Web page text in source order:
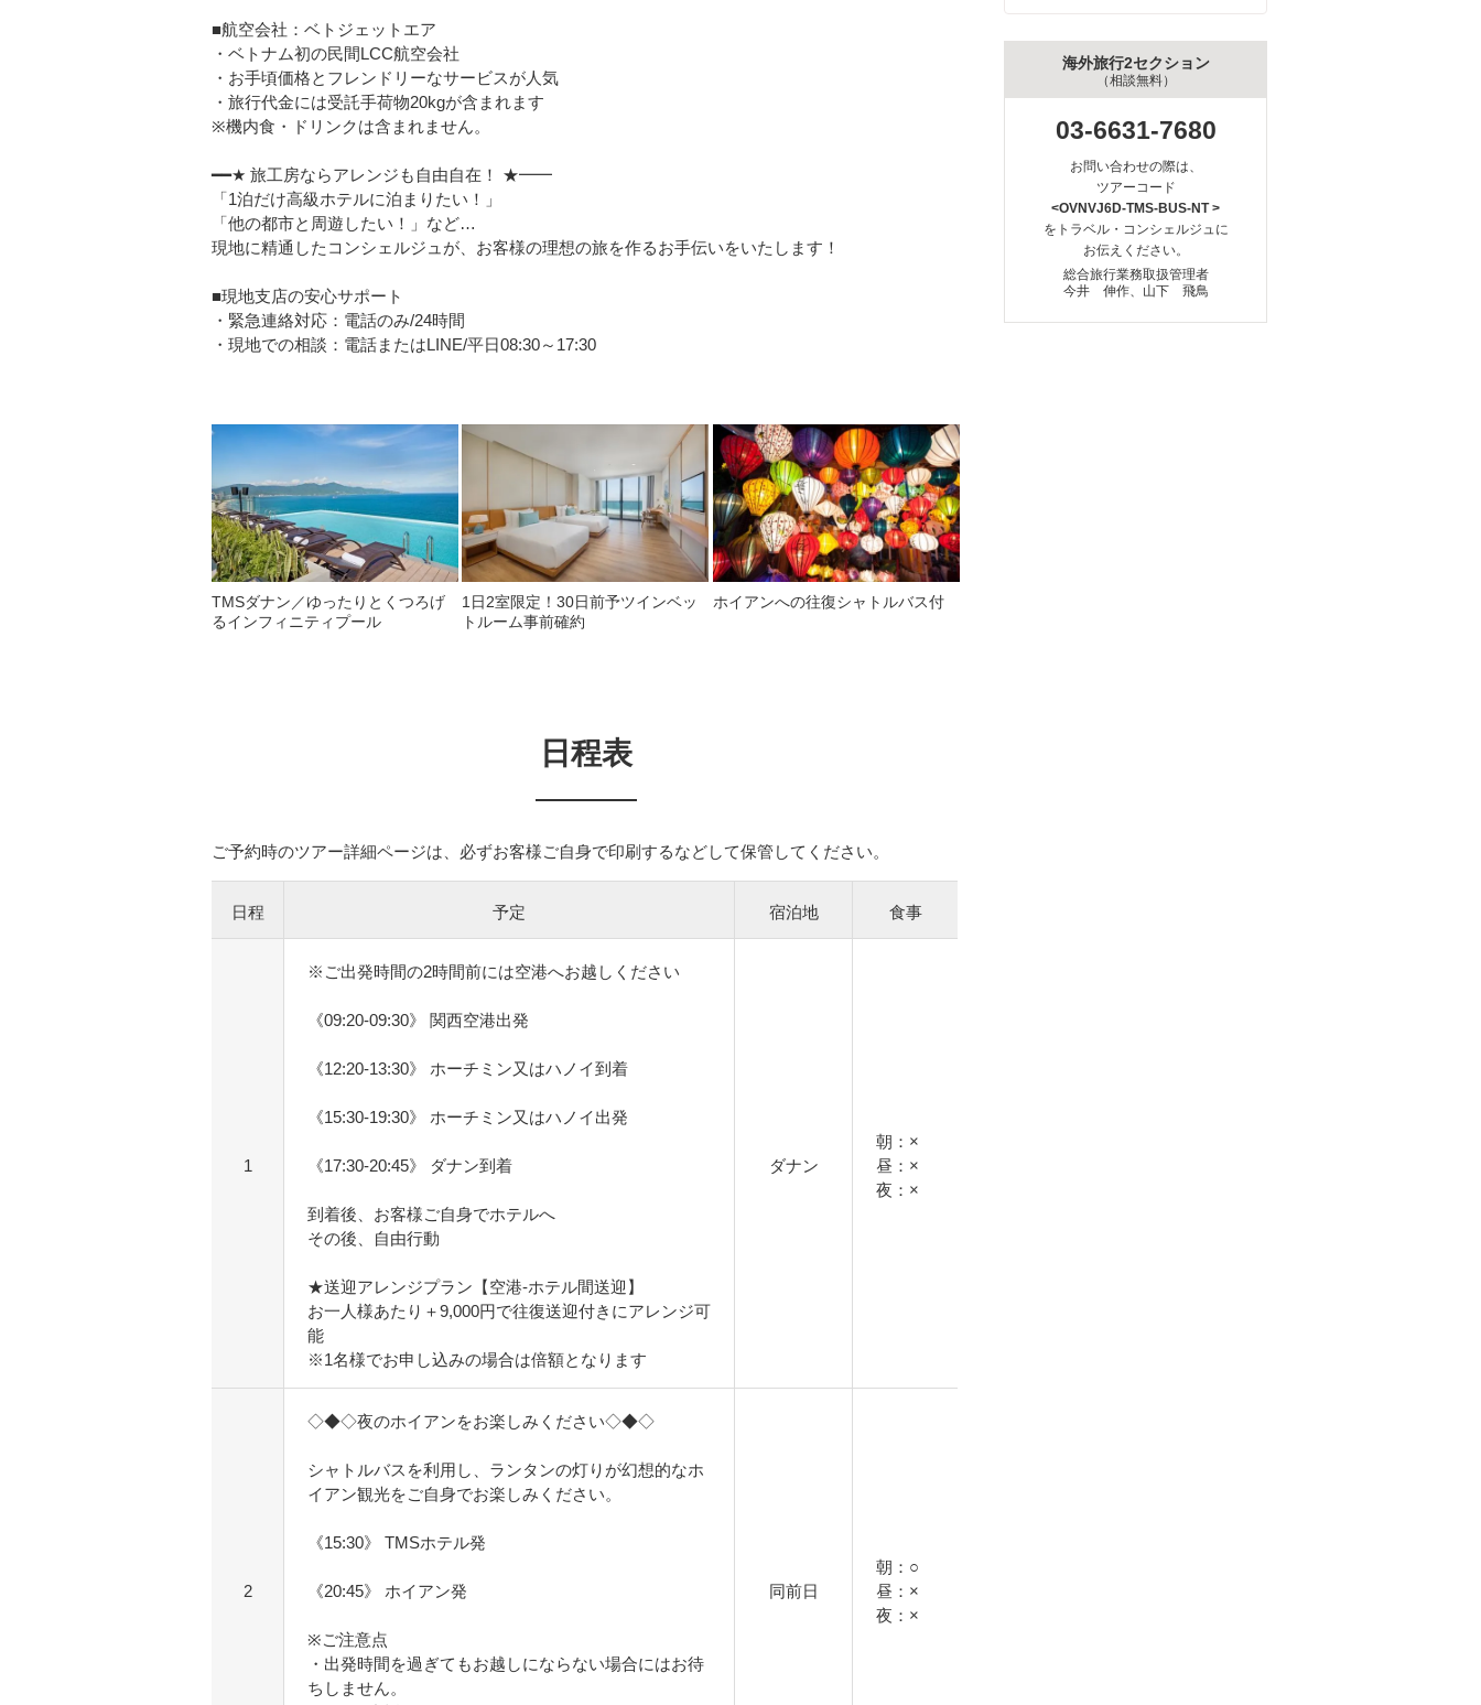
■航空会社：ベトジェットエア
・ベトナム初の民間LCC航空会社
・お手頃価格とフレンドリーなサービスが人気
・旅行代金には受託手荷物20kgが含まれます
※機内食・ドリンクは含まれません。
━━★ 旅工房ならアレンジも自由自在！ ★━━
「1泊だけ高級ホテルに泊まりたい！」
「他の都市と周遊したい！」など…
現地に精通したコンシェルジュが、お客様の理想の旅を作るお手伝いをいたします！
■現地支店の安心サポート
・緊急連絡対応：電話のみ/24時間
・現地での相談：電話またはLINE/平日08:30～17:30
TMSダナン／ゆったりとくつろげ
るインフィニティプール
1日2室限定！30日前予ツインベッ
トルーム事前確約
ホイアンへの往復シャトルバス付
日程表
ご予約時のツアー詳細ページは、必ずお客様ご自身で印刷するなどして保管してください。
日程 予定 宿泊地 食事
1
※ご出発時間の2時間前には空港へお越しください
《09:20-09:30》 関西空港出発
《12:20-13:30》 ホーチミン又はハノイ到着
《15:30-19:30》 ホーチミン又はハノイ出発
《17:30-20:45》 ダナン到着
到着後、お客様ご自身でホテルへ
その後、自由行動
★送迎アレンジプラン【空港-ホテル間送迎】
お一人様あたり＋9,000円で往復送迎付きにアレンジ可
能
※1名様でお申し込みの場合は倍額となります
ダナン
朝：×
昼：×
夜：×
2
◇◆◇夜のホイアンをお楽しみください◇◆◇
シャトルバスを利用し、ランタンの灯りが幻想的なホ
イアン観光をご自身でお楽しみください。
《15:30》 TMSホテル発
《20:45》 ホイアン発
※ご注意点
・出発時間を過ぎてもお越しにならない場合にはお待
ちしません。
同前日
朝：○
昼：×
夜：×
海外旅行2セクション
（相談無料）
03-6631-7680
お問い合わせの際は、
ツアーコード
<OVNVJ6D-TMS-BUS-NT >
をトラベル・コンシェルジュに
お伝えください。
総合旅行業務取扱管理者
今井 伸作、山下 飛鳥